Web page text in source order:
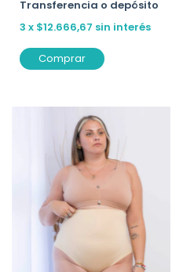
Transferencia o depósito
3 x $12.666,67 sin interés
Comprar